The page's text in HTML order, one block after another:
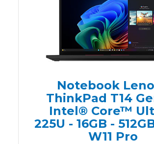
Notebook
ThinkPad T14
Intel® Core™
225U - 16GB -
W11 Pro